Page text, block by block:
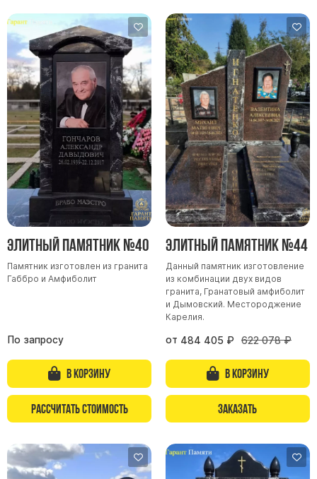
Памятники из гранита Масловский
Памятники из гранита Токовский
Памятники из гранита Капустинский
Арочные памятники
Памятники Крест
Памятники военным
Часовни из белого мрамора и гранита
Скульптуры, барельефы и бюсты из бронзы
Колумбарий
Недорогие памятники
Памятники с фотокерамикой
Памятники животным
Памятники младенцу
Памятники двойные
Памятники женщине
Памятники маме
Памятники жене
Памятники девушке
Памятники дочери
Памятники мужчине
Памятники дедушке
Элитный памятник №40
Памятник изготовлен из гранита
Габбро и Амфиболит
По запросу
В корзину
Рассчитать стоимость
Элитный памятник №44
Данный памятник изготовление
из комбинации двух видов
гранита, Гранатовый амфиболит
и Дымовский. Местороджение
Карелия.
от 484 405 ₽ 622 078 ₽
В корзину
Заказать